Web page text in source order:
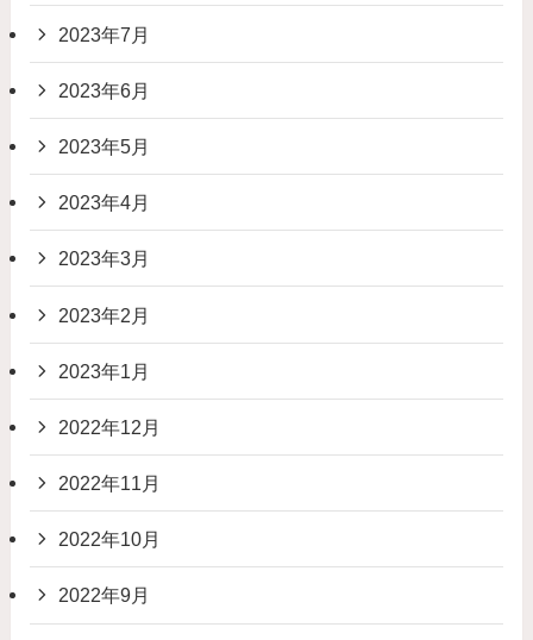
2023年7月
2023年6月
2023年5月
2023年4月
2023年3月
2023年2月
2023年1月
2022年12月
2022年11月
2022年10月
2022年9月